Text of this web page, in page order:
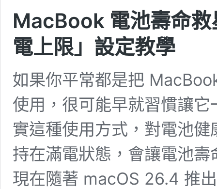
MacBook 電池壽命
電上限」設定教學
如果你平常都是把
使用，很可能早就習慣讓
實這種使用方式，對電池
持在滿電狀態，會讓電池壽
現在隨著 macOS 26.4 推